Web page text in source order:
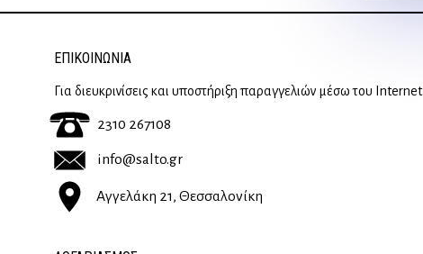
ΕΠΙΚΟΙΝΩΝΊΑ
Για διευκρινίσεις και υποστήριξη παραγγελιών μέσω του Internet
2310 267108
info@salto.gr
Αγγελάκη 21, Θεσσαλονίκη